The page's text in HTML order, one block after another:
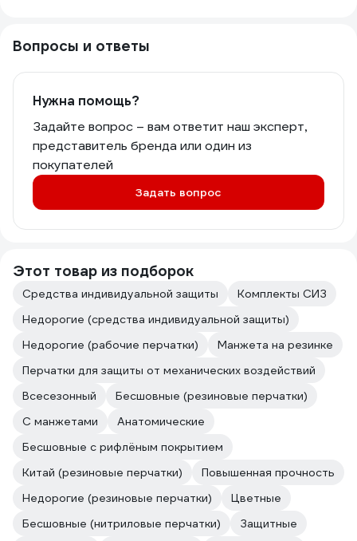
Вопросы и ответы
Нужна помощь?
Задайте вопрос – вам ответит наш эксперт,
представитель бренда или один из
покупателей
Задать вопрос
Этот товар из подборок
Средства индивидуальной защиты
Комплекты СИЗ
Недорогие (средства индивидуальной защиты)
Недорогие (рабочие перчатки)
Манжета на резинке
Перчатки для защиты от механических воздействий
Всесезонный
Бесшовные (резиновые перчатки)
С манжетами
Анатомические
Бесшовные с рифлёным покрытием
Китай (резиновые перчатки)
Повышенная прочность
Недорогие (резиновые перчатки)
Цветные
Бесшовные (нитриловые перчатки)
Защитные